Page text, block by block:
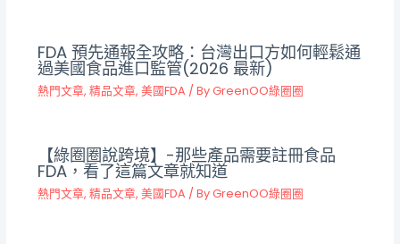
FDA 預先通報全攻略：台灣出口方如何輕鬆通
過美國食品進口監管(2026 最新)
熱門文章, 精品文章, 美國FDA / ByGreenOO綠圈圈
【綠圈圈說跨境】-那些產品需要註冊食品
FDA，看了這篇文章就知道
熱門文章, 精品文章, 美國FDA / ByGreenOO綠圈圈